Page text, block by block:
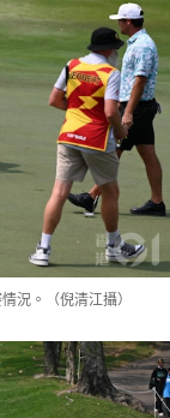
況。（倪清江攝）